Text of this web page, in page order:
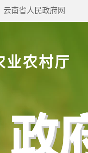
云南省人民政府网
业农村厅